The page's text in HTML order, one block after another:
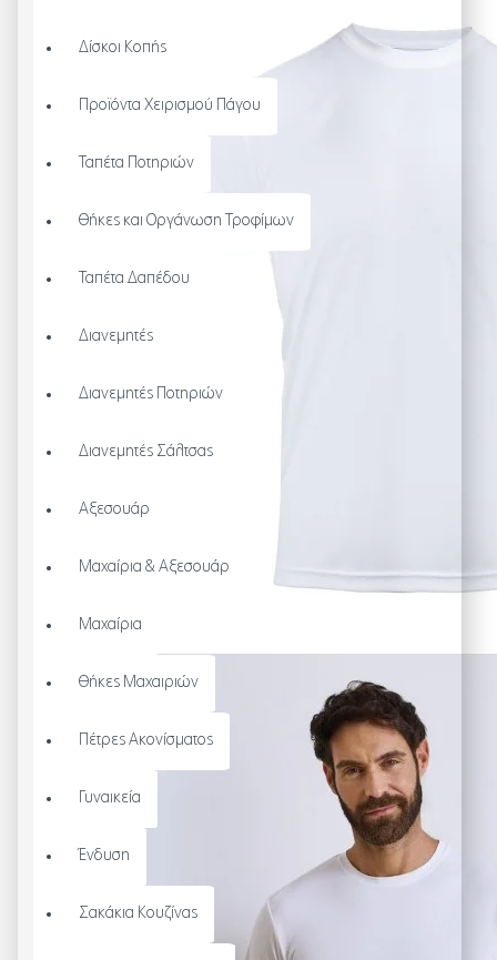
Δίσκοι Κοπής
Προϊόντα Χειρισμού Πάγου
Ταπέτα Ποτηριών
Θήκες και Οργάνωση Τροφίμων
Ταπέτα Δαπέδου
Διανεμητές
Διανεμητές Ποτηριών
Διανεμητές Σάλτσας
Αξεσουάρ
Μαχαίρια & Αξεσουάρ
Μαχαίρια
Θήκες Μαχαιριών
Πέτρες Ακονίσματος
Γυναικεία
Ένδυση
Σακάκια Κουζίνας